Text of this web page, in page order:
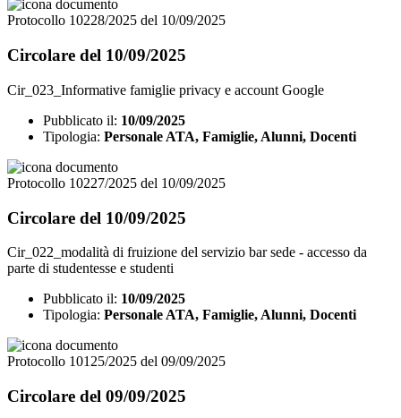
Protocollo 10228/2025 del 10/09/2025
Circolare del 10/09/2025
Cir_023_Informative famiglie privacy e account Google
Pubblicato il: 10/09/2025
Tipologia: Personale ATA, Famiglie, Alunni, Docenti
Protocollo 10227/2025 del 10/09/2025
Circolare del 10/09/2025
Cir_022_modalità di fruizione del servizio bar sede - accesso da
parte di studentesse e studenti
Pubblicato il: 10/09/2025
Tipologia: Personale ATA, Famiglie, Alunni, Docenti
Protocollo 10125/2025 del 09/09/2025
Circolare del 09/09/2025